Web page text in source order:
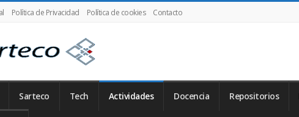
Política de Privacidad Política de cookies Contacto
Sarteco Tech Actividades Docencia Repositorios